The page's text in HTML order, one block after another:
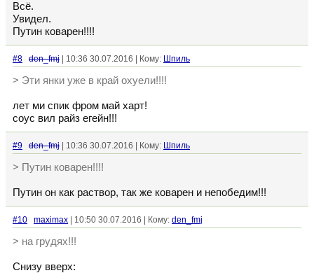
Всё.
Увидел.
Путин коварен!!!!
#8 den_fmj | 10:36 30.07.2016 | Кому: Шпиль
> Эти янки уже в край охуели!!!!
лет ми спик фром май харт!
соус вил райз егейн!!!
#9 den_fmj | 10:36 30.07.2016 | Кому: Шпиль
> Путин коварен!!!!
Путин он как раствор, так же коварен и непобедим!!!
#10 maximax | 10:50 30.07.2016 | Кому: den_fmj
> на грудях!!!
Снизу вверх: